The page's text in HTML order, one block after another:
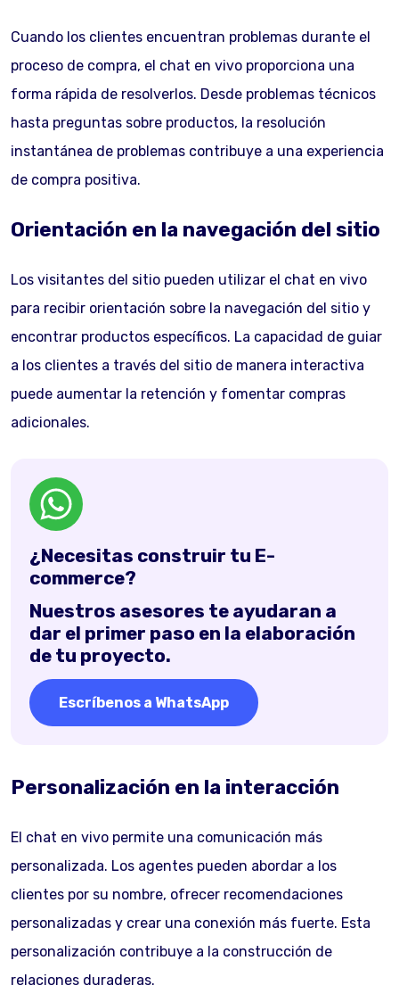
Cuando los clientes encuentran problemas durante el
proceso de compra, el chat en vivo proporciona una
forma rápida de resolverlos. Desde problemas técnicos
hasta preguntas sobre productos, la resolución
instantánea de problemas contribuye a una experiencia
de compra positiva.
Orientación en la navegación del sitio
Los visitantes del sitio pueden utilizar el chat en vivo
para recibir orientación sobre la navegación del sitio y
encontrar productos específicos. La capacidad de guiar
a los clientes a través del sitio de manera interactiva
puede aumentar la retención y fomentar compras
adicionales.
¿Necesitas construir tu E-
commerce?
Nuestros asesores te ayudaran a
dar el primer paso en la elaboración
de tu proyecto.
Escríbenos a WhatsApp
Personalización en la interacción
El chat en vivo permite una comunicación más
personalizada. Los agentes pueden abordar a los
clientes por su nombre, ofrecer recomendaciones
personalizadas y crear una conexión más fuerte. Esta
personalización contribuye a la construcción de
relaciones duraderas.